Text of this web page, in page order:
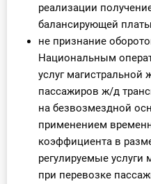
реализации
балансирующей
не признание
Национальным
услуг магистральной
пассажиров ж/д
на безвозмездной
применением
коэффициента в
регулируемые услуги
при перевозке